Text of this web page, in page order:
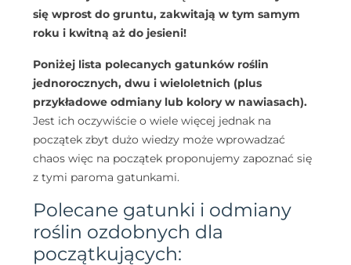
się wprost do gruntu, zakwitają w tym samym
roku i kwitną aż do jesieni!
Poniżej lista polecanych gatunków roślin
jednorocznych, dwu i wieloletnich (plus
przykładowe odmiany lub kolory w nawiasach).
Jest ich oczywiście o wiele więcej jednak na
początek zbyt dużo wiedzy może wprowadzać
chaos więc na początek proponujemy zapoznać się
z tymi paroma gatunkami.
Polecane gatunki i odmiany
roślin ozdobnych dla
początkujących: